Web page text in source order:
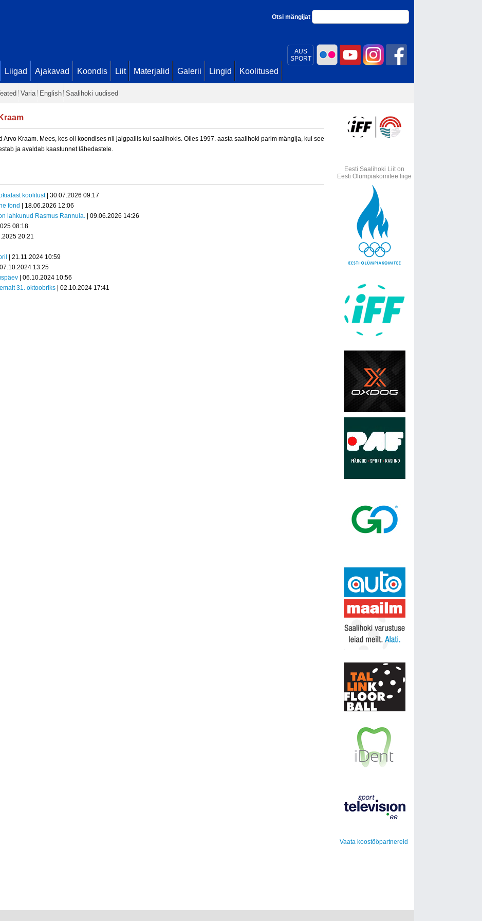
AUS
SPORT
Otsi mängijat
Liigad Ajakavad Koondis Liit Materjalid Galerii Lingid Koolitused
Varia English Saalihoki uudised
Arvo Kraam. Mees, kes oli koondises nii jalgpallis kui saalihokis. Olles 1997. aasta saalihoki parim mängija, kui see
ja avaldab kaastunnet lähedastele.
koolitust| 30.07.2026 09:17
fond
| 18.06.2026 12:06
lahkunud Rasmus Rannula. | 09.06.2026 14:26
08:18
20:21
| 21.11.2024 10:59
07.10.2024 13:25
| 06.10.2024 10:56
31. oktoobriks | 02.10.2024 17:41
Eesti Saalihoki Liit on
Eesti Olümpiakomitee liige
Vaata koostööpartnereid